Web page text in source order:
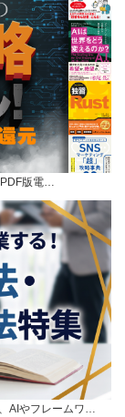
版電…
AIやフレームワ…